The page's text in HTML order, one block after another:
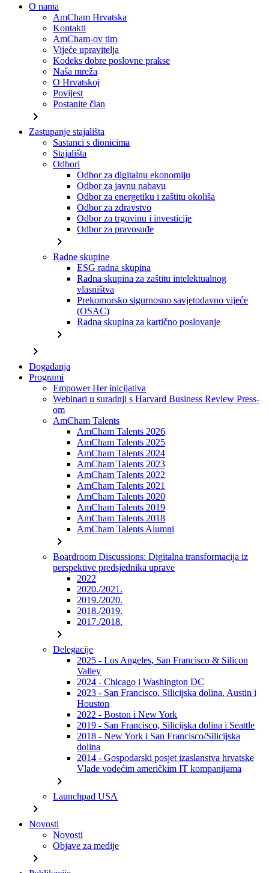
O nama
AmCham Hrvatska
Kontakti
AmCham-ov tim
Vijeće upravitelja
Kodeks dobre poslovne prakse
Naša mreža
O Hrvatskoj
Povijest
Postanite član
chevron_right
Zastupanje stajališta
Sastanci s dionicima
Stajališta
Odbori
Odbor za digitalnu ekonomiju
Odbor za javnu nabavu
Odbor za energetiku i zaštitu okoliša
Odbor za zdravstvo
Odbor za trgovinu i investicije
Odbor za pravosuđe
chevron_right
Radne skupine
ESG radna skupina
Radna skupina za zaštitu intelektualnog
vlasništva
Prekomorsko sigurnosno savjetodavno vijeće
(OSAC)
Radna skupina za kartično poslovanje
chevron_right
chevron_right
Događanja
Programi
Empower Her inicijativa
Webinari u suradnji s Harvard Business Review Press-
om
AmCham Talents
AmCham Talents 2026
AmCham Talents 2025
AmCham Talents 2024
AmCham Talents 2023
AmCham Talents 2022
AmCham Talents 2021
AmCham Talents 2020
AmCham Talents 2019
AmCham Talents 2018
AmCham Talents Alumni
chevron_right
Boardroom Discussions: Digitalna transformacija iz
perspektive predsjednika uprave
2022
2020./2021.
2019./2020.
2018./2019.
2017./2018.
chevron_right
Delegacije
2025 - Los Angeles, San Francisco & Silicon
Valley
2024 - Chicago i Washington DC
2023 - San Francisco, Silicijska dolina, Austin i
Houston
2022 - Boston i New York
2019 - San Francisco, Silicijska dolina i Seattle
2018 - New York i San Francisco/Silicijska
dolina
2014 - Gospodarski posjet izaslanstva hrvatske
Vlade vodećim američkim IT kompanijama
chevron_right
Launchpad USA
chevron_right
Novosti
Novosti
Objave za medije
chevron_right